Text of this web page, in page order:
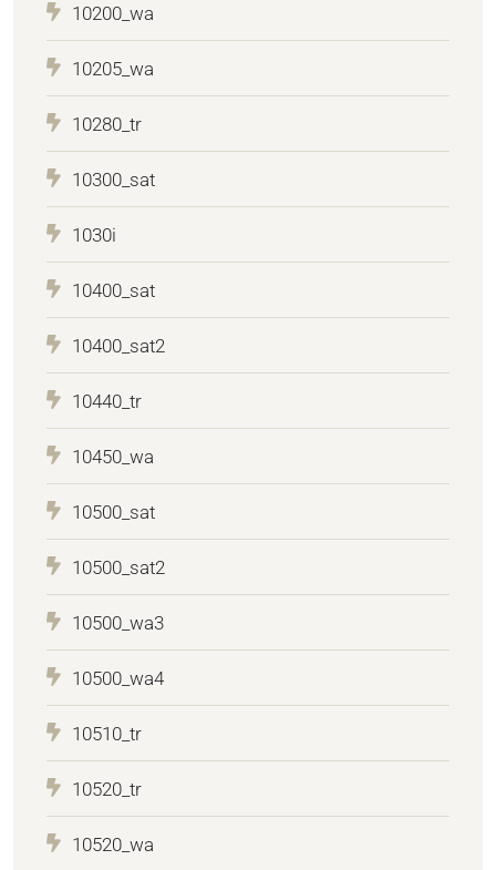
10200_wa
10205_wa
10280_tr
10300_sat
1030i
10400_sat
10400_sat2
10440_tr
10450_wa
10500_sat
10500_sat2
10500_wa3
10500_wa4
10510_tr
10520_tr
10520_wa